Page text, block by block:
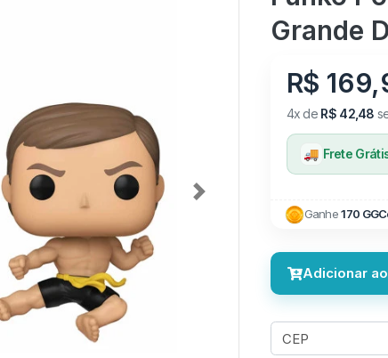
Next
Grande
R$
4x de R$ 42,48
🚚 Frete
Ganhe170
Adicionar